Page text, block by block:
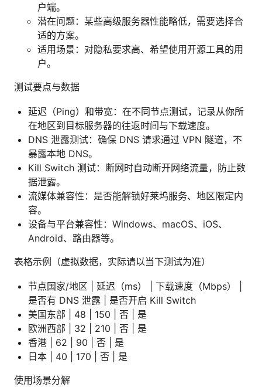
户端。
潜在问题：某些高级服务器性能略低，需要选择合
适的方案。
适用场景：对隐私要求高、希望使用开源工具的用
户。
测试要点与数据
延迟（Ping）和带宽：在不同节点测试，记录从你所
在地区到目标服务器的往返时间与下载速度。
DNS 泄露测试：确保 DNS 请求通过 VPN 隧道，不
暴露本地 DNS。
Kill Switch 测试：断网时自动断开网络流量，防止数
据泄露。
流媒体兼容性：是否能解锁好莱坞服务、地区限定内
容。
设备与平台兼容性：Windows、macOS、iOS、
Android、路由器等。
表格示例（虚拟数据，实际请以当下测试为准）
节点国家/地区 | 延迟（ms） | 下载速度（Mbps） |
是否有 DNS 泄露 | 是否开启 Kill Switch
美国东部 | 48 | 150 | 否 | 是
欧洲西部 | 32 | 210 | 否 | 是
香港 | 62 | 90 | 否 | 是
日本 | 40 | 170 | 否 | 是
使用场景分解